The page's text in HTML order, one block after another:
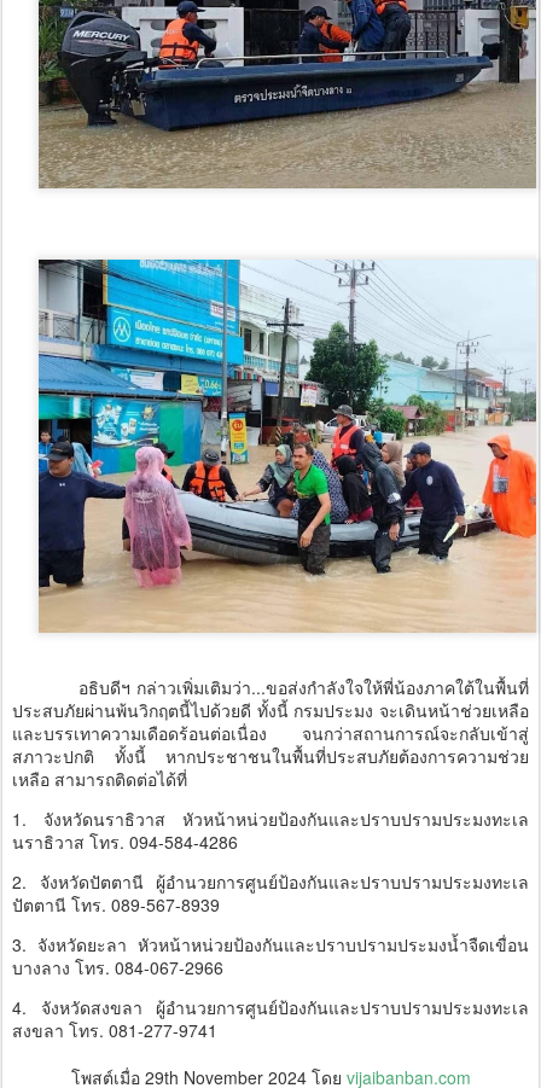
อธิบดีฯ กล่าวเพิ่มเติมว่า...ขอส่งกำลังใจให้พี่น้องภาคใต้ในพื้นที่
ประสบภัยผ่านพ้นวิกฤตนี้ไปด้วยดี ทั้งนี้ กรมประมง จะเดินหน้าช่วยเหลือ
และบรรเทาความเดือดร้อนต่อเนื่อง จนกว่าสถานการณ์จะกลับเข้าสู่
สภาวะปกติ ทั้งนี้ หากประชาชนในพื้นที่ประสบภัยต้องการความช่วย
เหลือ สามารถติดต่อได้ที่
1. จังหวัดนราธิวาส หัวหน้าหน่วยป้องกันและปราบปรามประมงทะเล
นราธิวาส โทร. 094-584-4286
2. จังหวัดปัตตานี ผู้อำนวยการศูนย์ป้องกันและปราบปรามประมงทะเล
ปัตตานี โทร. 089-567-8939
3. จังหวัดยะลา หัวหน้าหน่วยป้องกันและปราบปรามประมงน้ำจืดเขื่อน
บางลาง โทร. 084-067-2966
4. จังหวัดสงขลา ผู้อำนวยการศูนย์ป้องกันและปราบปรามประมงทะเล
สงขลา โทร. 081-277-9741
โพสต์เมื่อ 29th November 2024โดย vijaibanban.com